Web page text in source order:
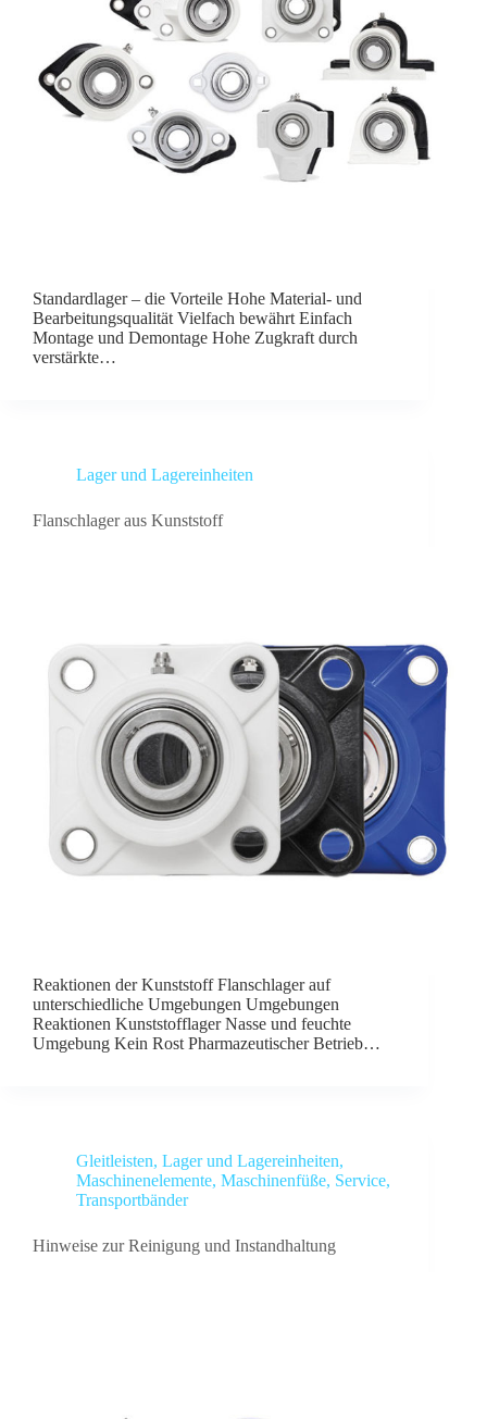
Standardlager – die Vorteile Hohe Material- und
Bearbeitungsqualität Vielfach bewährt Einfach
Montage und Demontage Hohe Zugkraft durch
verstärkte…
Lager und Lagereinheiten
Flanschlager aus Kunststoff
Reaktionen der Kunststoff Flanschlager auf
unterschiedliche Umgebungen Umgebungen
Reaktionen Kunststofflager Nasse und feuchte
Umgebung Kein Rost Pharmazeutischer Betrieb…
Gleitleisten, Lager und Lagereinheiten,
Maschinenelemente, Maschinenfüße, Service,
Transportbänder
Hinweise zur Reinigung und Instandhaltung